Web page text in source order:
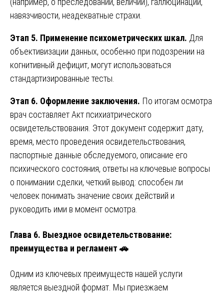
навязчивости, неадекватные страхи.
Этап 5. Применение психометрических шкал. Для
объективизации данных, особенно при подозрении на
когнитивный дефицит, могут использоваться
стандартизированные тесты.
Этап 6. Оформление заключения. По итогам осмотра
врач составляет Акт психиатрического
освидетельствования. Этот документ содержит дату,
время, место проведения освидетельствования,
паспортные данные обследуемого, описание его
психического состояния, ответы на ключевые вопросы
о понимании сделки, четкий вывод: способен ли
человек понимать значение своих действий и
руководить ими в момент осмотра.
Глава 6. Выездное освидетельствование:
преимущества и регламент 🚗
Одним из ключевых преимуществ нашей услуги
является выездной формат. Мы приезжаем